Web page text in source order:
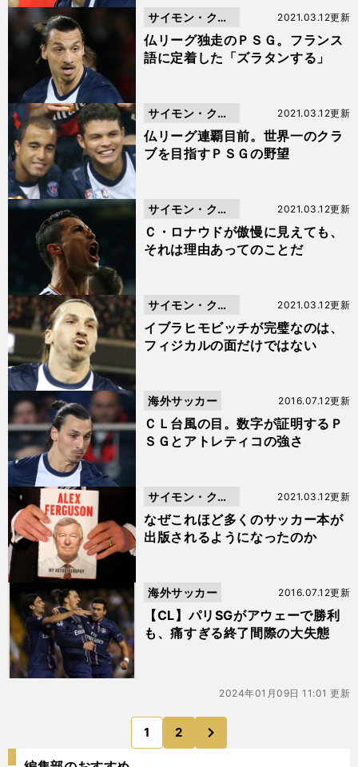
仏リーグ独走のＰＳＧ。フランス
語に定着した「ズラタンする」
2021.03.12更新
サイモン・クー
パー
仏リーグ連覇目前。世界一のクラ
ブを目指すＰＳＧの野望
2021.03.12更新
サイモン・クー
パー
Ｃ・ロナウドが傲慢に見えても、
それは理由あってのことだ
2021.03.12更新
サイモン・クー
パー
イブラヒモビッチが完璧なのは、
フィジカルの面だけではない
2021.03.12更新
サイモン・クー
パー
ＣＬ台風の目。数字が証明するＰ
ＳＧとアトレティコの強さ
2016.07.12更新
海外サッカー
なぜこれほど多くのサッカー本が
出版されるようになったのか
2021.03.12更新
サイモン・クー
パー
【CL】パリSGがアウェーで勝利
も、痛すぎる終了間際の大失態
2016.07.12更新
海外サッカー
2024年01月09日 11:01 更新
1 2